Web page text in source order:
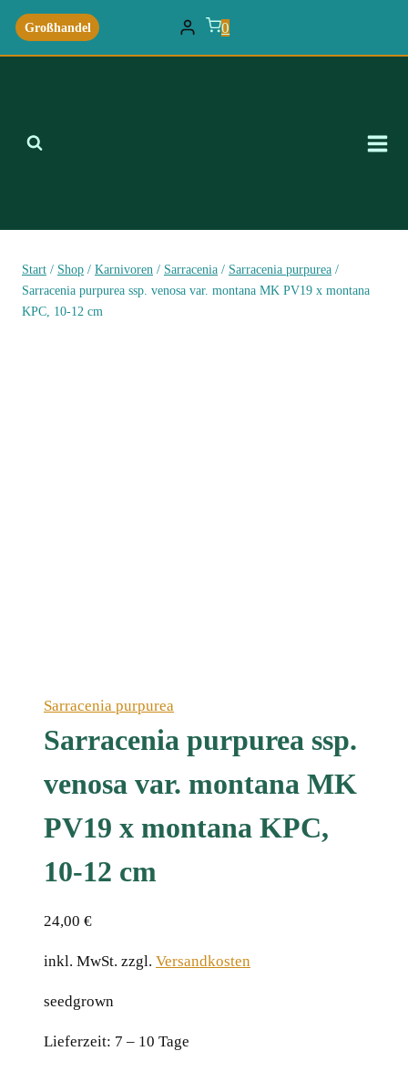
Zum
Inhalt
springen
Großhandel 0
Start / Shop / Karnivoren / Sarracenia / Sarracenia purpurea /
Sarracenia purpurea ssp. venosa var. montana MK PV19 x montana
KPC, 10-12 cm
Sarracenia purpurea
Sarracenia purpurea ssp.
venosa var. montana MK
PV19 x montana KPC,
10-12 cm
24,00 €
inkl. MwSt. zzgl. Versandkosten
seedgrown
Lieferzeit: 7 – 10 Tage